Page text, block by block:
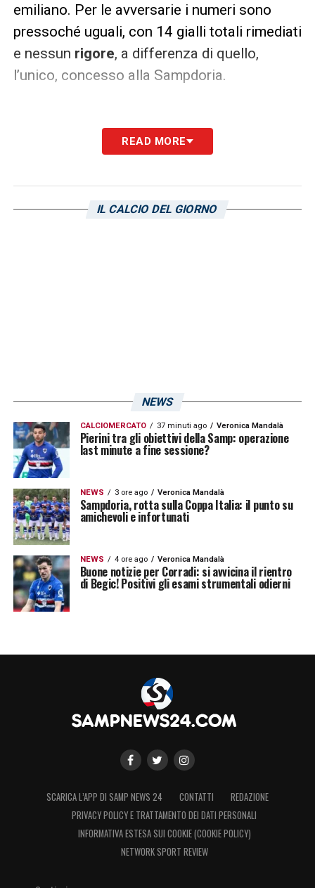
emiliano. Per le avversarie i numeri sono
pressoché uguali, con 14 gialli totali rimediati
e nessun rigore, a differenza di quello,
l’unico, concesso alla Sampdoria.
LA PLAYLIST DELLE NOSTRE TOP NEWS
READ MORE
IL CALCIO DEL GIORNO
NEWS
CALCIOMERCATO 37 minuti ago Veronica Mandalà
Pierini tra gli obiettivi della Samp: operazione
last minute a fine sessione?
NEWS 3 ore ago Veronica Mandalà
Sampdoria, rotta sulla Coppa Italia: il punto su
amichevoli e infortunati
NEWS 4 ore ago Veronica Mandalà
Buone notizie per Corradi: si avvicina il rientro
di Begic! Positivi gli esami strumentali odierni
SCARICA L’APP DI SAMP NEWS 24 CONTATTI
REDAZIONE
PRIVACY POLICY E TRATTAMENTO DEI DATI PERSONALI
INFORMATIVA ESTESA SUI COOKIE (COOKIE POLICY)
NETWORK SPORT REVIEW